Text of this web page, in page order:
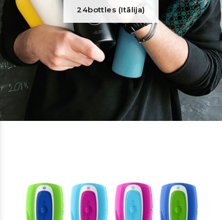
24bottles (Itālija)